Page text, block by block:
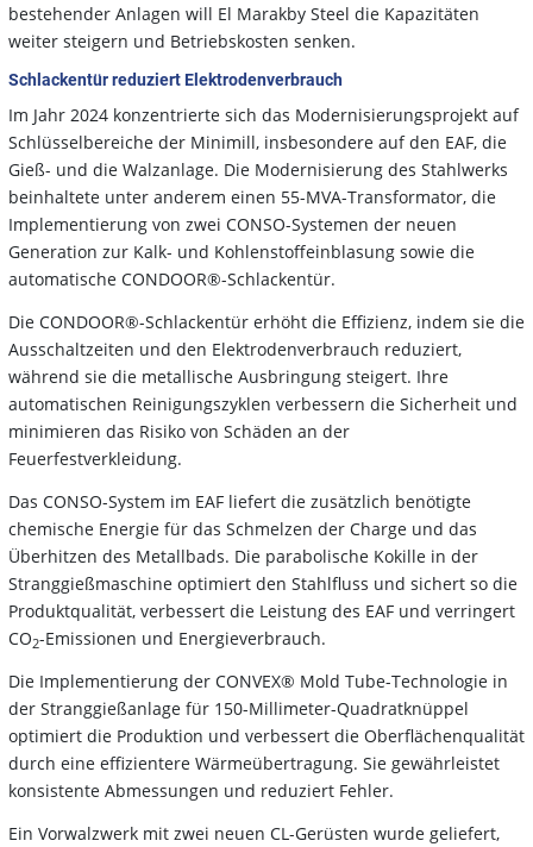
bestehender Anlagen will El Marakby Steel die Kapazitäten
weiter steigern und Betriebskosten senken.
Schlackentür reduziert Elektrodenverbrauch
Im Jahr 2024 konzentrierte sich das Modernisierungsprojekt auf
Schlüsselbereiche der Minimill, insbesondere auf den EAF, die
Gieß- und die Walzanlage. Die Modernisierung des Stahlwerks
beinhaltete unter anderem einen 55-MVA-Transformator, die
Implementierung von zwei CONSO-Systemen der neuen
Generation zur Kalk- und Kohlenstoffeinblasung sowie die
automatische CONDOOR®-Schlackentür.
Die CONDOOR®-Schlackentür erhöht die Effizienz, indem sie die
Ausschaltzeiten und den Elektrodenverbrauch reduziert,
während sie die metallische Ausbringung steigert. Ihre
automatischen Reinigungszyklen verbessern die Sicherheit und
minimieren das Risiko von Schäden an der
Feuerfestverkleidung.
Das CONSO-System im EAF liefert die zusätzlich benötigte
chemische Energie für das Schmelzen der Charge und das
Überhitzen des Metallbads. Die parabolische Kokille in der
Stranggießmaschine optimiert den Stahlfluss und sichert so die
Produktqualität, verbessert die Leistung des EAF und verringert
CO2-Emissionen und Energieverbrauch.
Die Implementierung der CONVEX® Mold Tube-Technologie in
der Stranggießanlage für 150-Millimeter-Quadratknüppel
optimiert die Produktion und verbessert die Oberflächenqualität
durch eine effizientere Wärmeübertragung. Sie gewährleistet
konsistente Abmessungen und reduziert Fehler.
Ein Vorwalzwerk mit zwei neuen CL-Gerüsten wurde geliefert,